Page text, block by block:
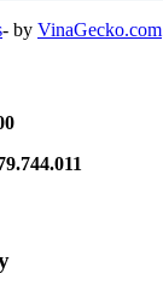
- by VinaGecko.com